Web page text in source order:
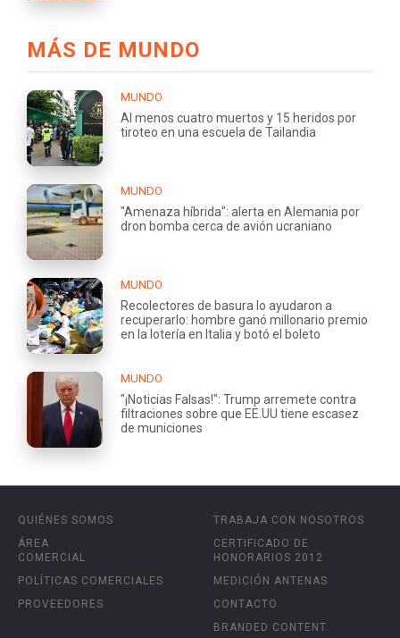
MÁS DE MUNDO
MUNDO
Al menos cuatro muertos y 15 heridos por
tiroteo en una escuela de Tailandia
MUNDO
"Amenaza híbrida": alerta en Alemania por
dron bomba cerca de avión ucraniano
MUNDO
Recolectores de basura lo ayudaron a
recuperarlo: hombre ganó millonario premio
en la lotería en Italia y botó el boleto
MUNDO
"¡Noticias Falsas!": Trump arremete contra
filtraciones sobre que EE.UU tiene escasez
de municiones
QUIÉNES SOMOS
ÁREA
COMERCIAL
POLÍTICAS COMERCIALES
PROVEEDORES
TRABAJA CON NOSOTROS
CERTIFICADO DE
HONORARIOS 2012
MEDICIÓN ANTENAS
CONTACTO
BRANDED CONTENT